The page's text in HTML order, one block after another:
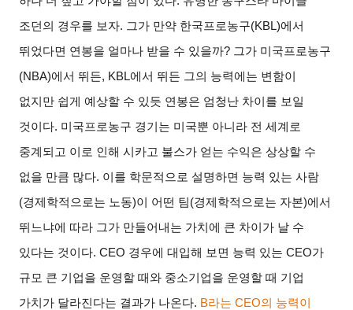
조던의 경우를 보자. 그가 만약 한국프로농구(KBL)에서
뛰었다면 연봉을 얼마나 받을 수 있을까? 그가 미국프로농구
(NBA)에서 뛰든, KBL에서 뛰든 그의 능력에는 변함이
없지만 쉽게 예상할 수 있듯 연봉은 엄청난 차이를 보일
것이다. 미국프로농구 경기는 미국뿐 아니라 전 세계로
중계되고 이로 인해 시카고 불스가 얻는 수익은 상상할 수
없을 만큼 많다. 이를 학문적으로 설명하면 능력 있는 사람
(경제학적으로는 노동)이 어떤 팀(경제학적으로는 자본)에서
뛰느냐에 따라 그가 만들어내는 가치에 큰 차이가 날 수
있다는 것이다. CEO 경우에 대입해 보면 능력 있는 CEO가
규모 큰 기업을 운영할 때와 중소기업을 운영할 때 기업
가치가 달라진다는 결과가 나온다. B라는 CEO의 능력이